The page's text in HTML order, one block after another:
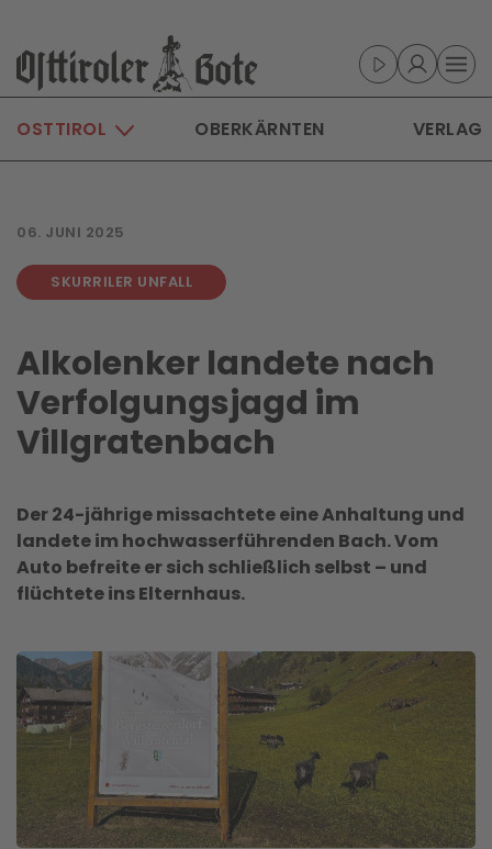
Skip to main content
OSTTIROL OBERKÄRNTEN VERLAG
06. JUNI 2025
SKURRILER UNFALL
Alkolenker landete nach
Verfolgungsjagd im
Villgratenbach
Der 24-jährige missachtete eine Anhaltung und
landete im hochwasserführenden Bach. Vom
Auto befreite er sich schließlich selbst – und
flüchtete ins Elternhaus.